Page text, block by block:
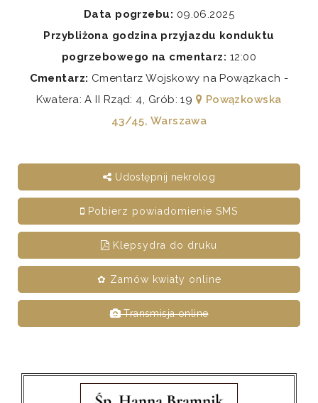
Data pogrzebu: 09.06.2025
Przybliżona godzina przyjazdu konduktu
pogrzebowego na cmentarz: 12:00
Cmentarz: Cmentarz Wojskowy na Powązkach -
Kwatera: A II Rząd: 4, Grób: 19
Powązkowska
43/45, Warszawa
Udostępnij nekrolog
Pobierz powiadomienie SMS
Klepsydra do druku
✿ Zamów kwiaty online
Transmisja online